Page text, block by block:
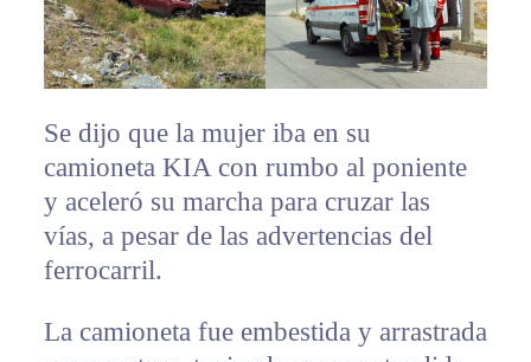
Se dijo que la mujer iba en su
camioneta KIA con rumbo al poniente
y aceleró su marcha para cruzar las
vías, a pesar de las advertencias del
ferrocarril.
La camioneta fue embestida y arrastrada